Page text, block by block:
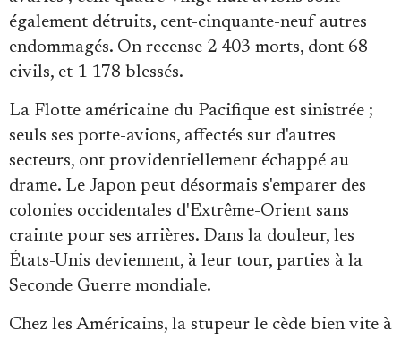
également détruits, cent-cinquante-neuf autres
endommagés. On recense 2 403 morts, dont 68
civils, et 1 178 blessés.
La Flotte américaine du Pacifique est sinistrée ;
seuls ses porte-avions, affectés sur d'autres
secteurs, ont providentiellement échappé au
drame. Le Japon peut désormais s'emparer des
colonies occidentales d'Extrême-Orient sans
crainte pour ses arrières. Dans la douleur, les
États-Unis deviennent, à leur tour, parties à la
Seconde Guerre mondiale.
Chez les Américains, la stupeur le cède bien vite à